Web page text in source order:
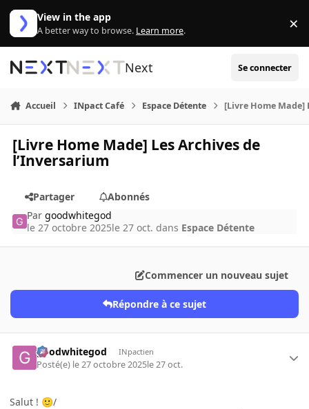
Aller au contenu
View in the app
A better way to browse. Learn more. ×
Next Se connecter
Accueil INpact Café Espace Détente [Livre Home Made]
[Livre Home Made] Les Archives de
l’Inversarium
Partager
Abonnés
Pargoodwhitegod
le 27 octobre 2025le 27 oct. dans Espace Détente
Commencer un nouveau sujet
Répondre à ce sujet
goodwhitegod INpactien
Posté(e) le 27 octobre 2025le 27 oct.
Salut ! 🙂/